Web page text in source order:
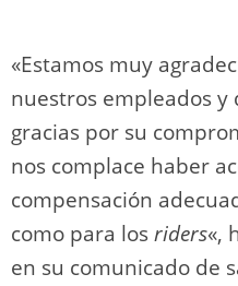
«Estamos muy
nuestros empleados y
gracias por su
nos complace haber
compensación
como para losriders«,
en su comunicado de